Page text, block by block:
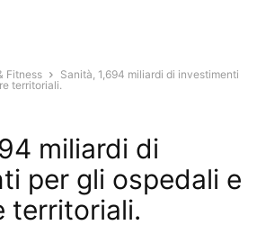
Fitness
Sanità, 1,694 miliardi di investimenti
territoriali.
miliardi di
per gli ospedali e
territoriali.